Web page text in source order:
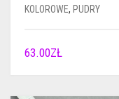
KOLOROWE, PUDRY
63.00ZŁ